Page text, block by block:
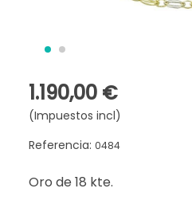
1.190,00 €
(Impuestos incl)
Referencia: 0484
Oro de 18 kte.